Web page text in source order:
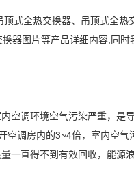
式全热交换器、吊顶式全热
器图片等产品详细内容,同
调环境空气污染严重，是
调房内的3~4倍，室内空
直得不到有效回收，能源浪